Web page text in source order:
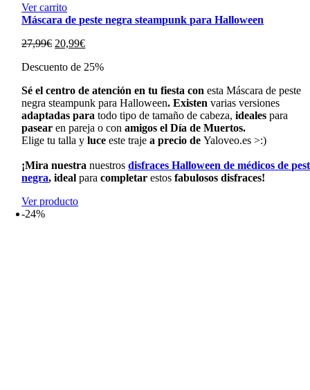
Ver carrito
Máscara de peste negra steampunk para Halloween
27,99€ El
original
27,99€.
20,99€El
actual
20,99€.
Descuento de 25%
Sé el centro de atención en tu fiesta con esta Máscara de peste
negra steampunk para Halloween. Existen varias versiones
adaptadas para todo tipo de tamaño de cabeza, ideales para
pasear en pareja o con amigos el Día de Muertos.
Elige tu talla y luce este traje a precio de Yaloveo.es >:)
¡Mira nuestra nuestrosdisfraces Halloween de médicos de
negra, ideal para completar estos fabulosos disfraces!
Ver producto
-24%